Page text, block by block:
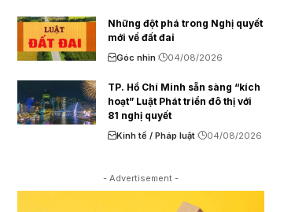
Những đột phá trong Nghị quyết
mới về đất đai
Góc nhìn 04/08/2026
TP. Hồ Chí Minh sẵn sàng “kích
hoạt” Luật Phát triển đô thị với
81 nghị quyết
Kinh tế / Pháp luật 04/08/2026
- Advertisement -